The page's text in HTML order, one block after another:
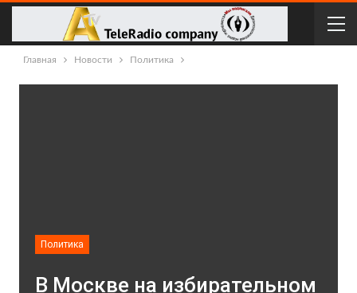
Главная Новости Политика
Политика
В Москве на избирательном